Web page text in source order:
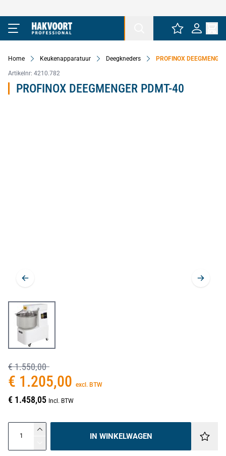
Ga naar de inhoud
Home Keukenapparatuur Deegkneders PROFINOX
Artikelnr: 4210.782
PROFINOX DEEGMENGER PDMT-40
€ 1.550,00
€ 1.205,00 excl. BTW
€ 1.458,05 Incl. BTW
IN WINKELWAGEN